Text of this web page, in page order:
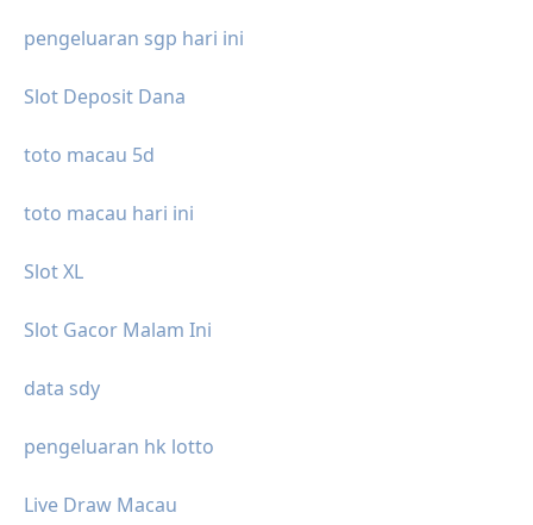
pengeluaran sgp hari ini
Slot Deposit Dana
toto macau 5d
toto macau hari ini
Slot XL
Slot Gacor Malam Ini
data sdy
pengeluaran hk lotto
Live Draw Macau